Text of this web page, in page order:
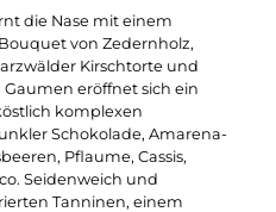
die Nase mit einem
von Zedernholz,
Kirschtorte und
eröffnet sich ein
komplexen
Schokolade, Amarena-
Pflaume, Cassis,
Seidenweich und
Tanninen, einem